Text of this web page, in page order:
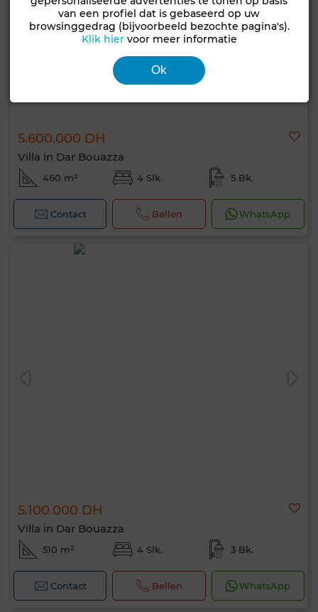
5.600.000 DH
Villa in Dar Bouazza
460 m² 4 Slk. 5 Bk.
Contact Bellen WhatsApp
5.100.000 DH
Villa in Dar Bouazza
510 m² 4 Slk. 3 Bk.
Contact Bellen WhatsApp
van een profiel dat is gebaseerd op uw
browsinggedrag (bijvoorbeeld bezochte pagina's).
Klik hiervoor meer informatie
Ok